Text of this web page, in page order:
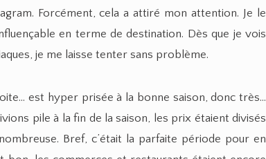
Forcément, cela a attiré mon attention. Je le
en terme de destination. Dès que je vois
je me laisse tenter sans problème.
est hyper prisée à la bonne saison, donc très…
pile à la fin de la saison, les prix étaient divisés
Bref, c’était la parfaite période pour en